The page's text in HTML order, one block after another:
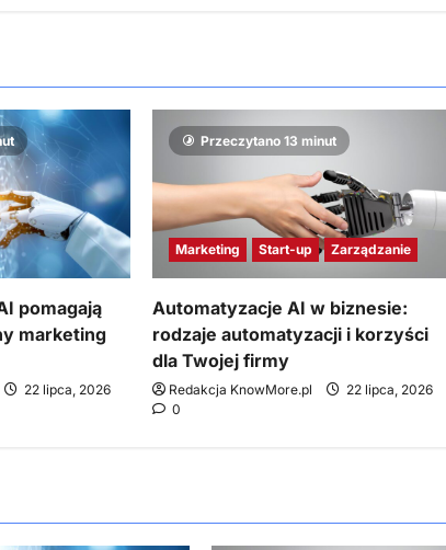
pomagają
marketing
22 lipca, 2026
Przeczytano 13 minut
Marketing Start-up Zarządzanie
Automatyzacje AI w biznesie:
rodzaje automatyzacji i korzyści
dla Twojej firmy
Redakcja KnowMore.pl
22 lipca, 2026
0